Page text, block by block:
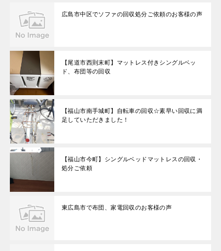
広島市中区でソファの回収処分ご依頼のお客様の声
【尾道市西則末町】マットレス付きシングルベッ
ド、布団等の回収
【福山市南手城町】自転車の回収☆素早い回収に満
足していただきました！
【福山市今町】シングルベッドマットレスの回収・
処分ご依頼
東広島市で布団、家電回収のお客様の声